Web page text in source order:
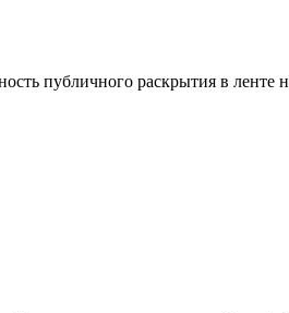
публичного раскрытия в ленте